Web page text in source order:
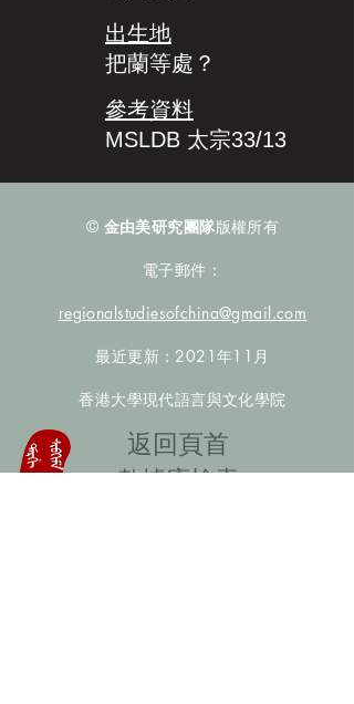
出生地
把蘭等處？
參考資料
MSLDB 太宗33/13
© 金由美研究團隊版權所有
電子郵件：
regionalstudiesofchina@gmail.com
最近更新：2021年11月
香港大學現代語言與文化學院
​返回頁首
數據庫檢索